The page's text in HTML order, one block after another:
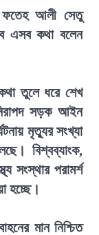
ফতেহ আলী সেতু
এসব কথা বলেন
তুলে ধরে শেখ
সড়ক আইন
মৃত্যুর সংখ্যা
বিশ্বব্যাংক,
সংস্থার পরামর্শ
হচ্ছে।
মান নিশ্চিত